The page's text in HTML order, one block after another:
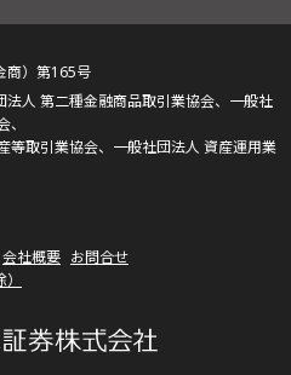
商）第165号
法人 第二種金融商品取引業協会、一般社
等取引業協会、一般社団法人 資産運用業
会社概要 お問合せ